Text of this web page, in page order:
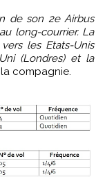
de son 2e Airbus
long-courrier. La
les Etats-Unis
(Londres) et la
compagnie.